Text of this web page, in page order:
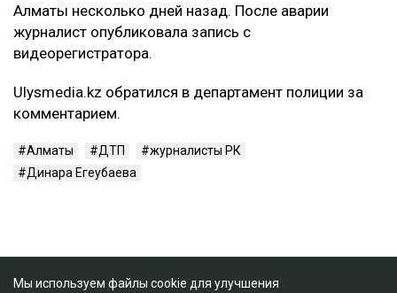
Алматы несколько дней назад. После аварии
журналист опубликовала запись с
видеорегистратора.
Ulysmedia.kz обратился в департамент полиции за
комментарием.
Алматы ДТП
журналисты РК
Динара Егеубаева
Мы используем файлы cookie для улучшения